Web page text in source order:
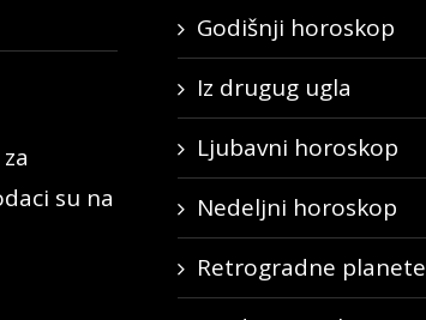
su na
Godišnji horoskop
Iz drugug ugla
Ljubavni horoskop
Nedeljni horoskop
Retrogradne planete